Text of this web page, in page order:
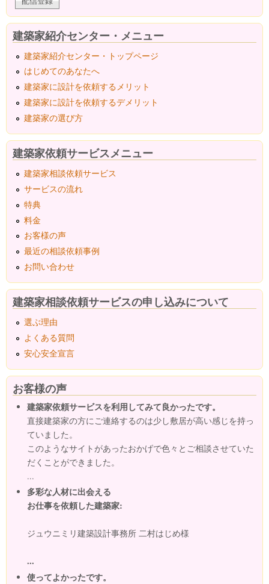
建築家紹介センター・メニュー
建築家紹介センター・トップページ
はじめてのあなたへ
建築家に設計を依頼するメリット
建築家に設計を依頼するデメリット
建築家の選び方
建築家依頼サービスメニュー
建築家相談依頼サービス
サービスの流れ
特典
料金
お客様の声
最近の相談依頼事例
お問い合わせ
建築家相談依頼サービスの申し込みについて
選ぶ理由
よくある質問
安心安全宣言
お客様の声
建築家依頼サービスを利用してみて良かったです。
直接建築家の方にご連絡するのは少し敷居が高い感じを持っ
ていました。
このようなサイトがあったおかげで色々とご相談させていた
だくことができました。
...
多彩な人材に出会える
お仕事を依頼した建築家:
ジュウニミリ建築設計事務所 二村はじめ様
...
使ってよかったです。